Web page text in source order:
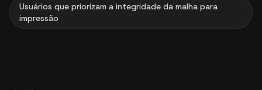
Usuários que priorizam a integridade da malha para
impressão